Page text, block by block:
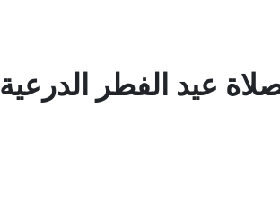
الفطر الدرعية 1447 – 2026